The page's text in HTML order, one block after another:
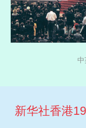
中
新华社香港